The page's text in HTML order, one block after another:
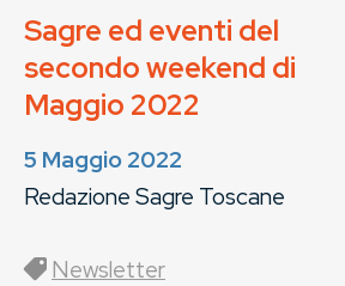
Sagre ed eventi del
secondo weekend di
Maggio 2022
5 Maggio 2022
Redazione Sagre Toscane
Newsletter